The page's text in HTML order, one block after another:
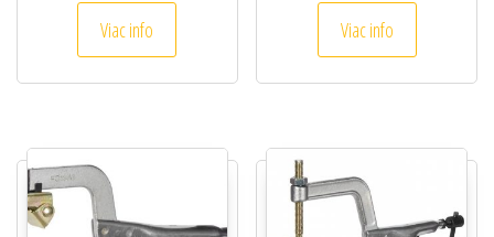
Viac info Viac info